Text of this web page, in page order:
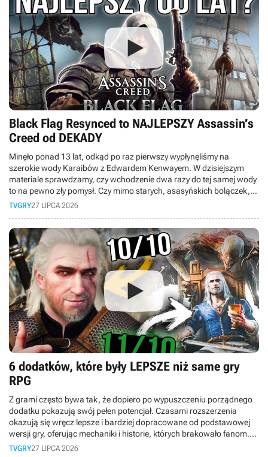
Black Flag Resynced to NAJLEPSZY Assassin’s
Creed od DEKADY
Minęło ponad 13 lat, odkąd po raz pierwszy wypłynęliśmy na
szerokie wody Karaibów z Edwardem Kenwayem. W dzisiejszym
materiale sprawdzamy, czy wchodzenie dwa razy do tej samej wody
to na pewno zły pomysł. Czy mimo starych, asasyńskich bolączek,
obecnych między innymi w walce, to faktycznie najlepsza odsłona
TVGRY27 LIPCA 2026
6 dodatków, które były LEPSZE niż same gry
RPG
Z grami często bywa tak, że dopiero po wypuszczeniu porządnego
dodatku pokazują swój pełen potencjał. Czasami rozszerzenia
okazują się wręcz lepsze i bardziej dopracowane od podstawowej
wersji gry, oferując mechaniki i historie, których brakowało fanom.
Dlatego też w dzisiejszym materiale bierzemy pod lupę DLC, które
TVGRY27 LIPCA 2026